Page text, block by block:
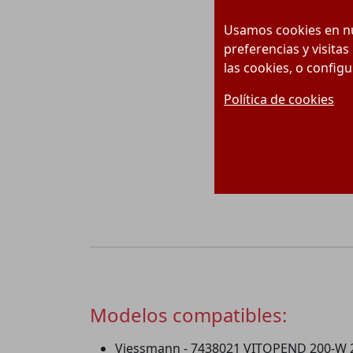
Usamos cookies en
preferencias y
las cookies, o
Política de cookies
Modelos compatibles:
Viessmann - 7438021 VITOPEND 200-W